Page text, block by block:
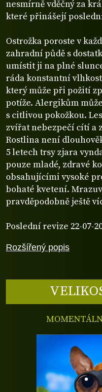
Rozšířený popis
nesmírně vděčný za
které přinášejí
Ostrožka poroste v
zahradní půdě s
umístit ji na plné
ráda konstantní
který může při požití
potíže. Alergikům
s citlivou pokožkou.
zvířat nebezpečí cítí a
Rostlina není
5 letech trsy zjara
pouze mladé, zdravé
obsahujícími vysoké
bohaté kvetení.
pravděpodobně ještě
Poslední revize 22-07-